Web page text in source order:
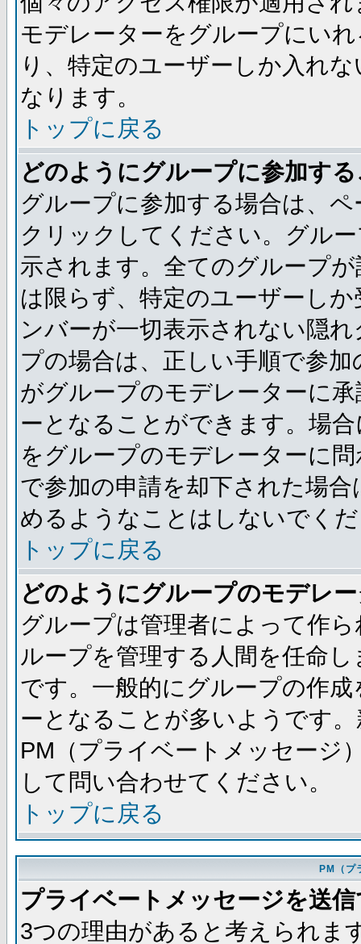
モデレーターをグループにい
り、特定のユーザーしか入れ
なります。
トップに戻る
どのようにグループに参加す
グループに参加する場合は、
クリックしてください。グル
示されます。全てのグループ
は限らず、特定のユーザーし
ンバーが一切表示されない隠
プの場合は、正しい手順で参
がグループのモデレーターに
ーとなることができます。場
をグループのモデレーターに
で参加の申請を却下された場
めるようなことはしないでく
トップに戻る
どのようにグループのモデレ
グループは管理者によって作
ループを管理する人間を任命
です。一般的にグループの作
ーとなることが多いようです
PM（プライベートメッセージ
して問い合わせてください。
トップに戻る
PM（プ
プライベートメッセージを送
3つの理由があると考えられま